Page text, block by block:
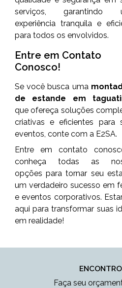
serviços, garantindo
experiência tranquila e
para todos os envolvidos.
Entre em Contato
Conosco!
Se você busca uma
de estande em
que ofereça soluções
criativas e eficientes para
eventos, conte com a E2SA.
Entre em contato
conheça todas as
opções para tornar seu
um verdadeiro sucesso em
e eventos corporativos.
aqui para transformar suas
em realidade!
Faça seu